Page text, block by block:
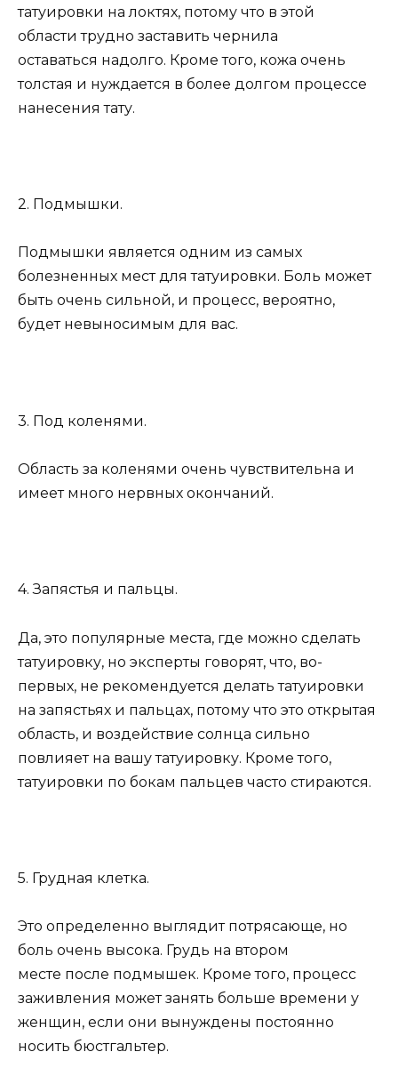
татуировки на локтях, потому что в этой
области трудно заставить чернила
оставаться надолго. Кроме того, кожа очень
толстая и нуждается в более долгом процессе
нанесения тату.
2. Подмышки.
Подмышки является одним из самых
болезненных мест для татуировки. Боль может
быть очень сильной, и процесс, вероятно,
будет невыносимым для вас.
3. Под коленями.
Область за коленями очень чувствительна и
имеет много нервных окончаний.
4. Запястья и пальцы.
Да, это популярные места, где можно сделать
татуировку, но эксперты говорят, что, во-
первых, не рекомендуется делать татуировки
на запястьях и пальцах, потому что это открытая
область, и воздействие солнца сильно
повлияет на вашу татуировку. Кроме того,
татуировки по бокам пальцев часто стираются.
5. Грудная клетка.
Это определенно выглядит потрясающе, но
боль очень высока. Грудь на втором
месте после подмышек. Кроме того, процесс
заживления может занять больше времени у
женщин, если они вынуждены постоянно
носить бюстгальтер.